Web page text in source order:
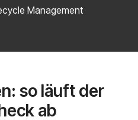
Management
so läuft der
ab